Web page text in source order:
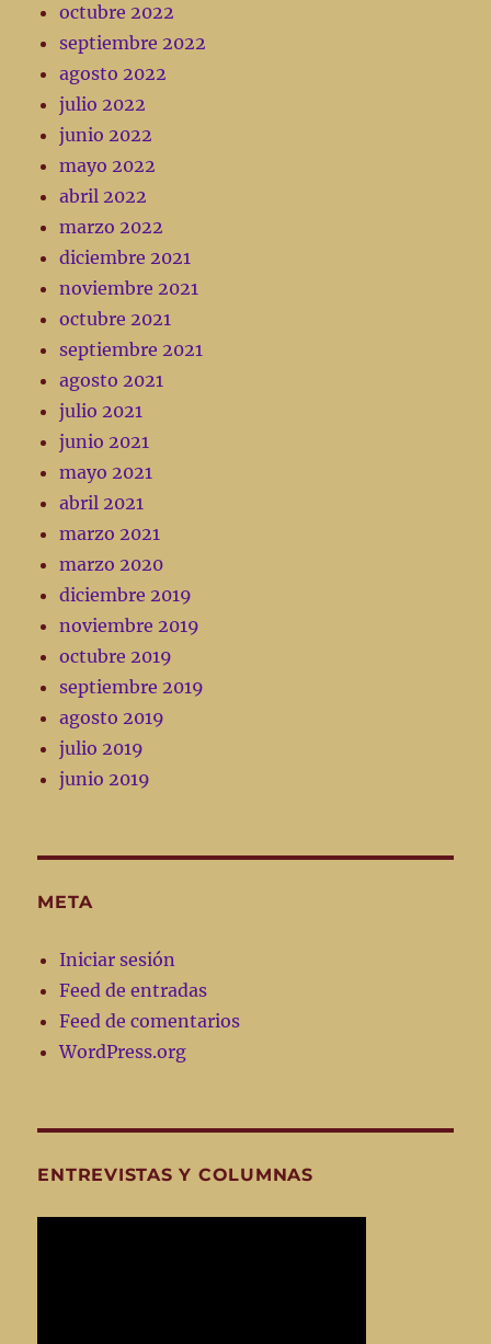
octubre 2022
septiembre 2022
agosto 2022
julio 2022
junio 2022
mayo 2022
abril 2022
marzo 2022
diciembre 2021
noviembre 2021
octubre 2021
septiembre 2021
agosto 2021
julio 2021
junio 2021
mayo 2021
abril 2021
marzo 2021
marzo 2020
diciembre 2019
noviembre 2019
octubre 2019
septiembre 2019
agosto 2019
julio 2019
junio 2019
META
Iniciar sesión
Feed de entradas
Feed de comentarios
WordPress.org
ENTREVISTAS Y COLUMNAS